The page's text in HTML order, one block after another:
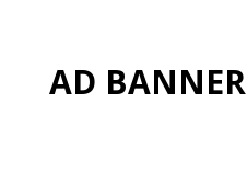
AD BANNER